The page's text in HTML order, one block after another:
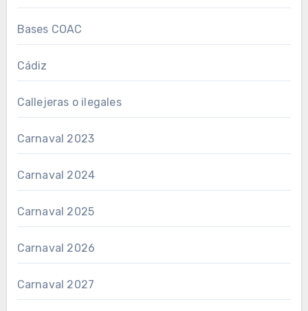
Bases COAC
Cádiz
Callejeras o ilegales
Carnaval 2023
Carnaval 2024
Carnaval 2025
Carnaval 2026
Carnaval 2027